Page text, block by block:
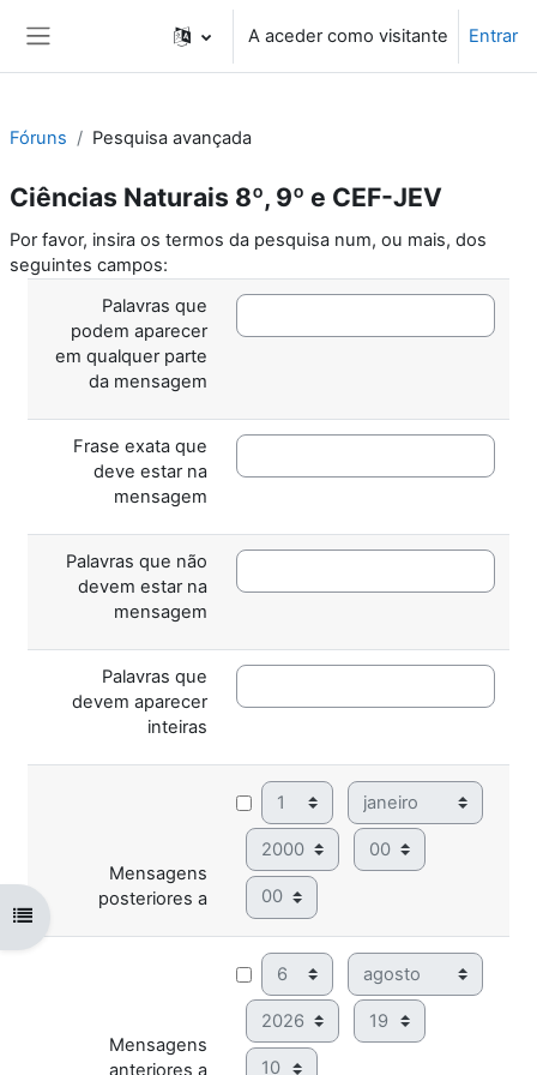
A aceder como visitante Entrar
Abrir índice da disciplina
Fóruns Pesquisa avançada
Ciências Naturais 8º, 9º e CEF-JEV
Por favor, insira os termos da pesquisa num, ou mais, dos
seguintes campos:
Palavras que
podem aparecer
em qualquer parte
da mensagem
Frase exata que
deve estar na
mensagem
Palavras que não
devem estar na
mensagem
Palavras que
devem aparecer
inteiras
Mensagens
posteriores a
Dia Mês
Ano Hora
Minuto
Mensagens
anteriores a
Dia Mês
Ano Hora
Minuto